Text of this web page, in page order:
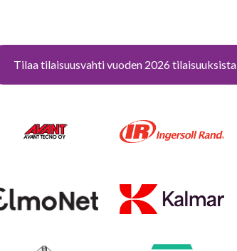
Tilaa tilaisuusvahti vuoden 2026 tilaisuuksista